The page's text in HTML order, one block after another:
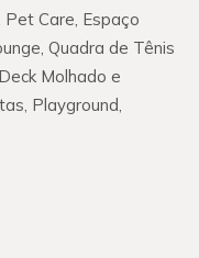
Pet Care, Espaço
Quadra de Tênis
Molhado e
Playground,